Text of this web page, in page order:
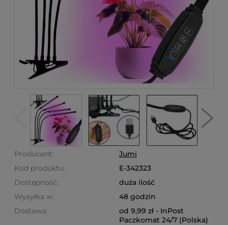
Producent:
Jumi
Kod produktu:
E-342323
Dostępność:
duża ilość
Wysyłka w:
48 godzin
Dostawa:
od 9,99 zł - InPost
Paczkomat 24/7 (Polska)